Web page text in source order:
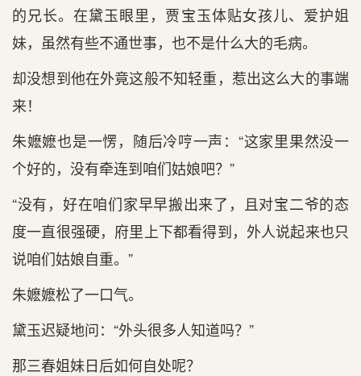
的兄长。在黛玉眼里，贾宝玉体贴女孩儿、爱护姐
妹，虽然有些不通世事，也不是什么大的毛病。
却没想到他在外竟这般不知轻重，惹出这么大的事端
来！
朱嬷嬷也是一愣，随后冷哼一声：“这家里果然没一
个好的，没有牵连到咱们姑娘吧？”
“没有，好在咱们家早早搬出来了，且对宝二爷的态
度一直很强硬，府里上下都看得到，外人说起来也只
说咱们姑娘自重。”
朱嬷嬷松了一口气。
黛玉迟疑地问：“外头很多人知道吗？”
那三春姐妹日后如何自处呢？